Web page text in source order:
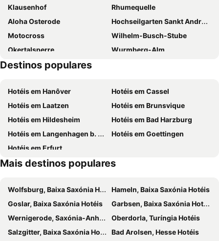
Klausenhof
Rhumequelle
Aloha Osterode
Hochseilgarten Sankt Andreasberg
Motocross
Wilhelm-Busch-Stube
Okertalsperre
Wurmberg-Alm
Wurmbergseilbahn
ErlebnisBocksBerg Hahnenklee
Reddeber
Hahndorf
Jürgenohl
Eichsfeld-Therme im Vital Park
Destinos populares
Hotéis em Hanôver
Hotéis em Cassel
Hotéis em Laatzen
Hotéis em Brunsvique
Hotéis em Hildesheim
Hotéis em Bad Harzburg
Hotéis em Langenhagen b. Hannover
Hotéis em Goettingen
Hotéis em Erfurt
Mais destinos populares
Wolfsburg, Baixa Saxónia Hotéis
Hameln, Baixa Saxónia Hotéis
Goslar, Baixa Saxónia Hotéis
Garbsen, Baixa Saxónia Hotéis
Wernigerode, Saxónia-Anhalt Hotéis
Oberdorla, Turíngia Hotéis
Salzgitter, Baixa Saxónia Hotéis
Bad Arolsen, Hesse Hotéis